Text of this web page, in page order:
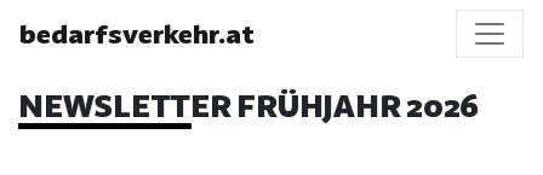
bedarfsverkehr.at
NEWSLETTER FRÜHJAHR 2026